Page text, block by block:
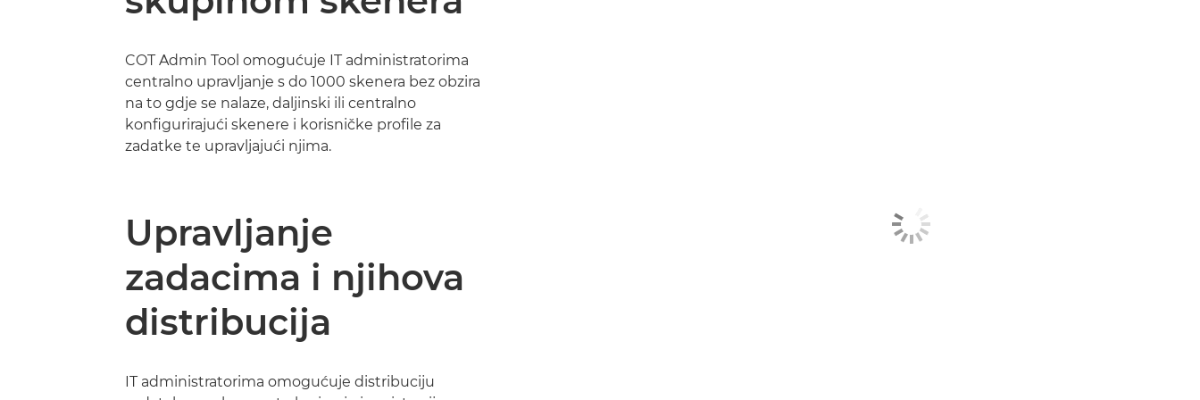
COT Admin Tool omogućuje IT administratorima
centralno upravljanje s do 1000 skenera bez obzira
na to gdje se nalaze, daljinski ili centralno
konfigurirajući skenere i korisničke profile za
zadatke te upravljajući njima.
Upravljanje
zadacima i njihova
distribucija
IT administratorima omogućuje distribuciju